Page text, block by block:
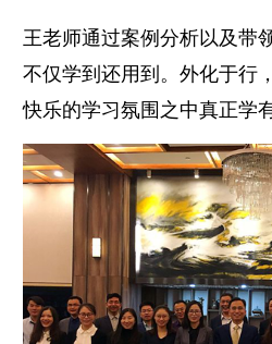
王老师通过案例分析以及带
不仅学到还用到。外化于行
快乐的学习氛围之中真正学